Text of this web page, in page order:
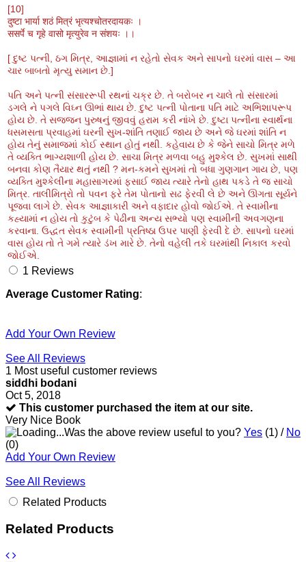
[10]
दुष्टा भार्या शठं मित्रं भृत्यश्चोतरदायकः ।
ससर्पे च गृहे वासो मृत्युरेव न संशयः ।।
[ દુષ્ટ પત્ની, ઠગ મિત્ર, આજ્ઞામાં ન રહેતો સેવક અને સાપનો ઘરમાં વાસ – આ
ચાર બાબતો મૃત્યુ સમાન છે.]
પતિ અને પત્ની સંસારરૂપી રથનાં ચક્ર છે. તે બરોબર ન ચાલે તો સંસારમાં
ડગલે ને પગલે વિઘ્ન ઊભાં થાય છે. દુષ્ટ પત્ની પોતાના પતિ માટે અભિશાપરૂપ
હોય છે. તે સજ્જન પુરુષનું જીવવું હરામ કરી નાંખે છે. દુષ્ટા પત્નીના સ્વાર્થના
ધસમસતા પ્રવાહમાં ઘરની સુખ-શાંતિ તણાઈ જાય છે અને જે ઘરમાં શાંતિ ન
હોય તેનું સમાજમાં કોઈ સ્થાન હોતું નથી. કહેવાય છે કે જેને સાચો મિત્ર મળે
તે વ્યક્તિ ભાગ્યશાળી હોય છે. સાચા મિત્ર મળવા બહુ મુશ્કેલ છે. સુખમાં સાથી
બનવા કોણ તૈયાર થતું નથી ? મન-કમને સુખમાં તો બધા ગુણગાન ગાય છે, પણ
વ્યક્તિ મુશ્કેલીના મહાસાગરમાં ફસાઈ જાય ત્યારે તેનો હાથ પકડે તે જ સાચો
મિત્ર. તાલીમિત્રો તો પવન ફરે તેમ પોતાનો સઢ ફેરવી લે છે અને ઊગતા સૂર્યને
પૂજવા લાગે છે. સેવક આજ્ઞાકારી અને વફાદાર હોવો જોઈએ. તે સ્વામીના
કહ્યામાં ન હોય તો કુટુંબ કે પેઢીના અન્ય સભ્યો પણ સ્વામીની અવગણના
કરવાના. ઉદ્ધત સેવક સ્વામીની પ્રતિષ્ઠા ઉપર પાણી ફેરવી દે છે. સાપનો ઘરમાં
વાસ હોય તો તે ગમે ત્યારે ડંખ મારે છે. તેનો વહેલી તકે ઘરમાંથી નિકાલ કરવો
જોઈએ.
1 Reviews
Average Customer Rating:
Add Your Own Review
See All Reviews
1 Most useful customer reviews
siddhi bodani
Oct 5, 2018
This customer purchased the item at our site.
Very Nice Book
Was the above review useful to you? Yes (1) / No
(0)
Add Your Own Review
See All Reviews
Related Products
Related Products